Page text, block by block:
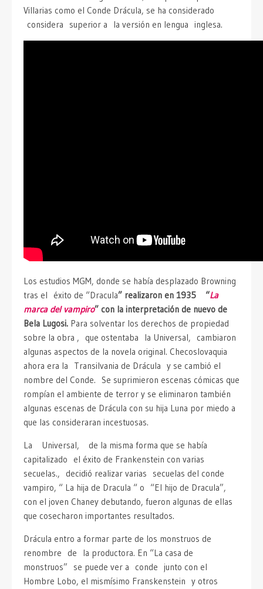
Villarias como el Conde Drácula, se ha considerado
considera superior a la versión en lengua inglesa.
Los estudios MGM, donde se había desplazado Browning
tras el éxito de “Dracula” realizaron en 1935 “La
marca del vampiro” con la interpretación de nuevo de
Bela Lugosi. Para solventar los derechos de propiedad
sobre la obra , que ostentaba la Universal, cambiaron
algunas aspectos de la novela original. Checoslovaquia
ahora era la Transilvania de Drácula y se cambió el
nombre del Conde. Se suprimieron escenas cómicas que
rompían el ambiente de terror y se eliminaron también
algunas escenas de Drácula con su hija Luna por miedo a
que las consideraran incestuosas.
La Universal, de la misma forma que se había
capitalizado el éxito de Frankenstein con varias
secuelas., decidió realizar varias secuelas del conde
vampiro, “ La hija de Dracula “ o “El hijo de Dracula”,
con el joven Chaney debutando, fueron algunas de ellas
que cosecharon importantes resultados.
Drácula entro a formar parte de los monstruos de
renombre de la productora. En “La casa de
monstruos” se puede ver a conde junto con el
Hombre Lobo, el mismísimo Franskenstein y otros